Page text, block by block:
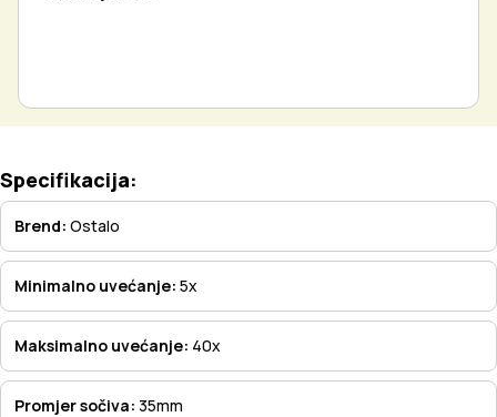
Specifikacija:
Brend: Ostalo
Minimalno uvećanje: 5x
Maksimalno uvećanje: 40x
Promjer sočiva: 35mm